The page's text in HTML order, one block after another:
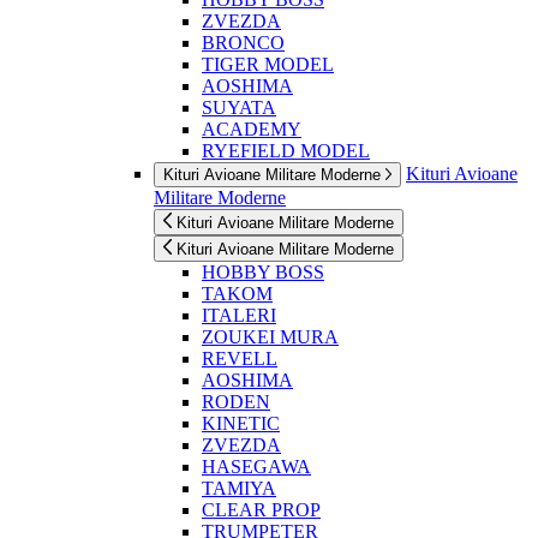
ZVEZDA
BRONCO
TIGER MODEL
AOSHIMA
SUYATA
ACADEMY
RYEFIELD MODEL
Kituri Avioane Militare Moderne
Kituri Avioane
Militare Moderne
Kituri Avioane Militare Moderne
Kituri Avioane Militare Moderne
HOBBY BOSS
TAKOM
ITALERI
ZOUKEI MURA
REVELL
AOSHIMA
RODEN
KINETIC
ZVEZDA
HASEGAWA
TAMIYA
CLEAR PROP
TRUMPETER